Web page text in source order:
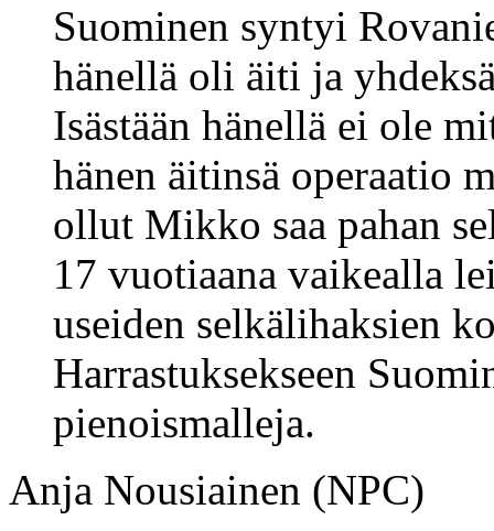
Suominen syntyi
hänellä oli äiti ja
Isästään hänellä ei ole
hänen äitinsä operaatio
ollut Mikko saa pahan
17 vuotiaana vaikealla
useiden selkälihaksien
Harrastuksekseen
pienoismalleja.
Anja Nousiainen (NPC)